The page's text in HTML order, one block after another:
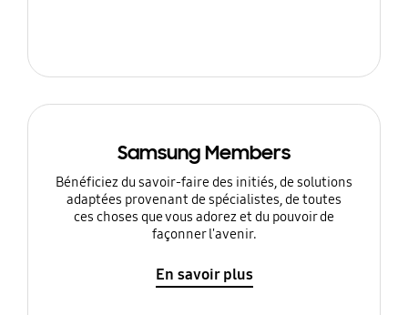
Samsung Members
Bénéficiez du savoir-faire des initiés, de solutions
adaptées provenant de spécialistes, de toutes
ces choses que vous adorez et du pouvoir de
façonner l'avenir.
En savoir plus